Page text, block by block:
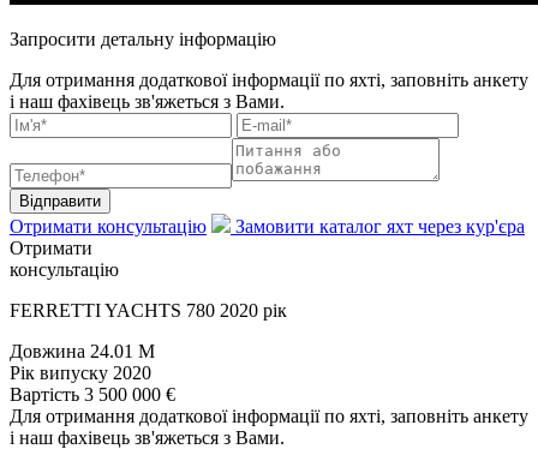
Запросити детальну інформацію
Для отримання додаткової інформації по яхті, заповніть анкету
і наш фахівець зв'яжеться з Вами.
Відправити
Отримати консультацію
Замовити каталог яхт через кур'єра
Отримати
консультацію
FERRETTI YACHTS 780 2020 рік
Довжина 24.01 M
Рік випуску 2020
Вартість 3 500 000 €
Для отримання додаткової інформації по яхті, заповніть анкету
і наш фахівець зв'яжеться з Вами.